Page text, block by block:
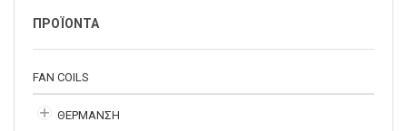
ΠΡΟΪΟΝΤΑ
FAN COILS
ΘΕΡΜΑΝΣΗ